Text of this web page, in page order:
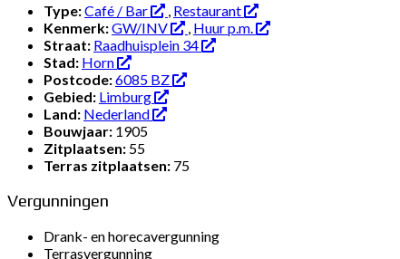
Type:Café / Bar
Restaurant
Kenmerk:GW/INV
Huur p.m.
Straat: Raadhuisplein 34
Stad: Horn
Postcode:6085 BZ
Gebied: Limburg
Land: Nederland
Bouwjaar: 1905
Zitplaatsen: 55
Terras zitplaatsen: 75
Vergunningen
Drank- en horecavergunning
Terrasvergunning